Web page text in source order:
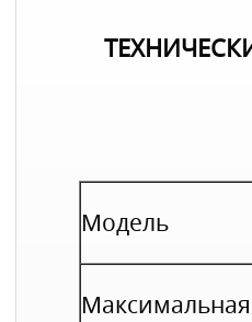
Модель
Максимальная